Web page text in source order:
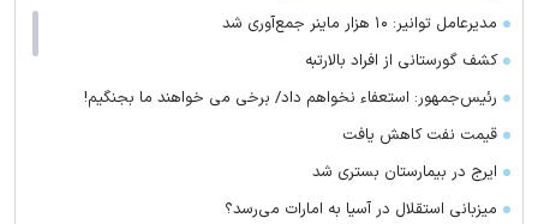
مدیرعامل توانیر: ۱۰ هزار ماینر جمع‌آوری شد
کشف گورستانی از افراد بالارتبه
رئیس‌جمهور: استعفاء نخواهم داد/ برخی می خواهند ما بجنگیم!
قیمت نفت کاهش یافت
ایرج در بیمارستان بستری شد
میزبانی استقلال در آسیا به امارات می‌رسد؟